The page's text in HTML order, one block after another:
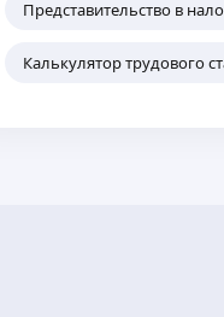
Представительство в
Калькулятор трудового